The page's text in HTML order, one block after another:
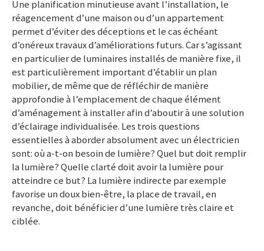
Une planification minutieuse avant l’installation, le
réagencement d’une maison ou d’un appartement
permet d’éviter des déceptions et le cas échéant
d’onéreux travaux d’améliorations futurs. Car s’agissant
en particulier de luminaires installés de manière fixe, il
est particulièrement important d’établir un plan
mobilier, de même que de réfléchir de manière
approfondie à l’emplacement de chaque élément
d’aménagement à installer afin d’aboutir à une solution
d’éclairage individualisée. Les trois questions
essentielles à aborder absolument avec un électricien
sont: où a-t-on besoin de lumière? Quel but doit remplir
la lumière? Quelle clarté doit avoir la lumière pour
atteindre ce but? La lumière indirecte par exemple
favorise un doux bien-être, la place de travail, en
revanche, doit bénéficier d’une lumière très claire et
ciblée.